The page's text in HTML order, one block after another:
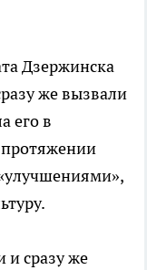
Дзержинска
же вызвали
его в
протяжении
сразу же